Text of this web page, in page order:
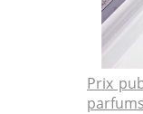
Prix
parfums